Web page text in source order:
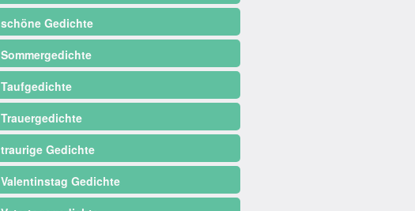
schöne Gedichte
Sommergedichte
Taufgedichte
Trauergedichte
traurige Gedichte
Valentinstag Gedichte